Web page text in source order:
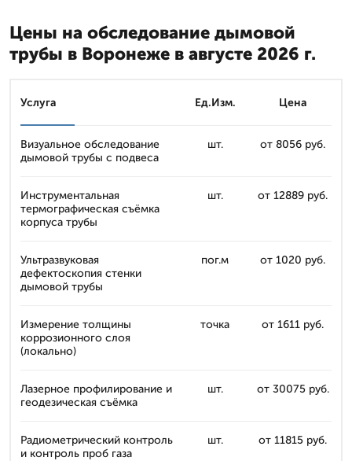
Цены на обследование дымовой
трубы в Воронеже в августе 2026 г.
Услуга Ед.Изм. Цена
Визуальное обследование
дымовой трубы с подвеса
шт. от 8056 руб.
Инструментальная
термографическая съёмка
корпуса трубы
шт. от 12889 руб.
Ультразвуковая
дефектоскопия стенки
дымовой трубы
пог.м от 1020 руб.
Измерение толщины
коррозионного слоя
(локально)
точка от 1611 руб.
Лазерное профилирование и
геодезическая съёмка
шт. от 30075 руб.
Радиометрический контроль
и контроль проб газа
шт. от 11815 руб.